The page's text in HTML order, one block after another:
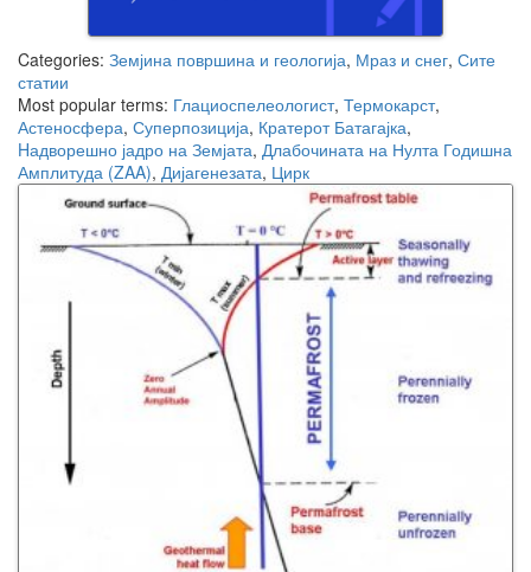
Categories: Земјина површина и геологија, Мраз и снег, Сите
статии
Most popular terms: Глациоспелеологист, Термокарст,
Астеносфера, Суперпозиција, Кратерот Батагајка,
Hадворешно јадро на Земјата, Длабочината на Нулта Годишна
Амплитуда (ZAA), Дијагенезата, Цирк